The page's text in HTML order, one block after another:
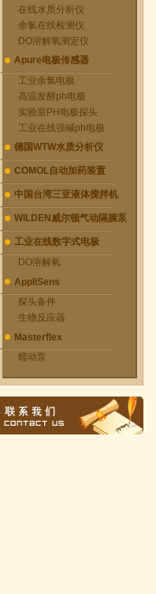
在线水质分析仪
余氯在线检测仪
DO溶解氧测定仪
Apure电极传感器
工业余氯电极
高温发酵ph电极
实验室PH电极探头
工业在线强碱ph电极
德国WTW水质分析仪
COMOL自动加药装置
中国台湾三亚液体搅拌机
WILDEN威尔顿气动隔膜泵
工业在线数字式电极
DO溶解氧
AppliSens
探头备件
生物反应器
Masterflex
蠕动泵